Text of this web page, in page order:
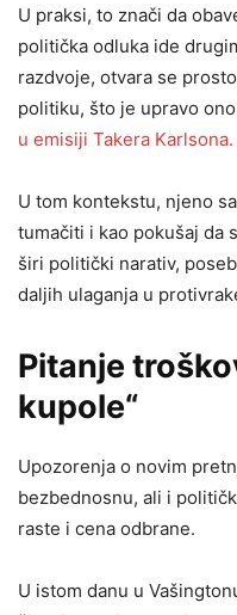
U praksi, to znači da
politička odluka ide
razdvoje, otvara se
politiku, što je upravo
u emisiji Takera Karlsona.
U tom kontekstu, njeno
tumačiti i kao pokušaj da
širi politički narativ,
daljih ulaganja u
Pitanje
kupole“
Upozorenja o novim
bezbednosnu, ali i
raste i cena odbrane.
U istom danu u